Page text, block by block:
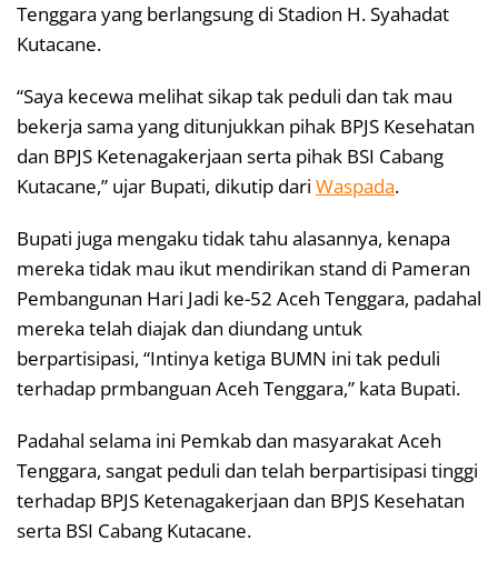
Tenggara yang berlangsung di Stadion H. Syahadat
Kutacane.
“Saya kecewa melihat sikap tak peduli dan tak mau
bekerja sama yang ditunjukkan pihak BPJS Kesehatan
dan BPJS Ketenagakerjaan serta pihak BSI Cabang
Kutacane,” ujar Bupati, dikutip dari Waspada.
Bupati juga mengaku tidak tahu alasannya, kenapa
mereka tidak mau ikut mendirikan stand di Pameran
Pembangunan Hari Jadi ke-52 Aceh Tenggara, padahal
mereka telah diajak dan diundang untuk
berpartisipasi, “Intinya ketiga BUMN ini tak peduli
terhadap prmbanguan Aceh Tenggara,” kata Bupati.
Padahal selama ini Pemkab dan masyarakat Aceh
Tenggara, sangat peduli dan telah berpartisipasi tinggi
terhadap BPJS Ketenagakerjaan dan BPJS Kesehatan
serta BSI Cabang Kutacane.